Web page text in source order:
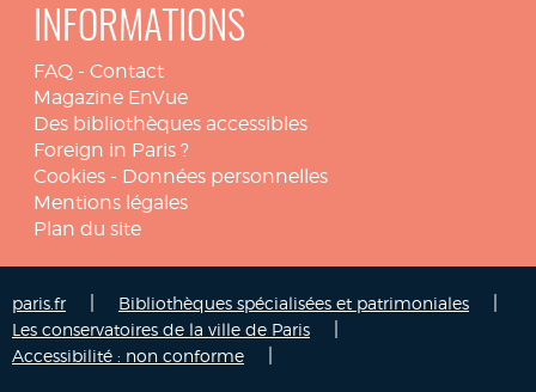
INFORMATIONS
FAQ - Contact
Magazine EnVue
Des bibliothèques accessibles
Foreign in Paris ?
Cookies - Données personnelles
Mentions légales
Plan du site
paris.fr Bibliothèques spécialisées et patrimoniales
Les conservatoires de la ville de Paris
Accessibilité : non conforme